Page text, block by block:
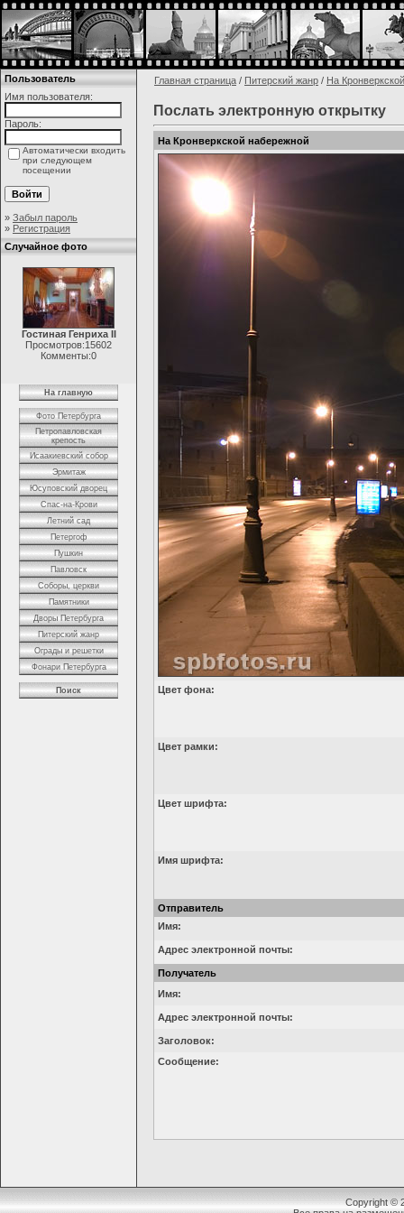
Пользователь
Имя пользователя:
Пароль:
Автоматически входить
при следующем
посещении
» Забыл пароль
» Регистрация
Случайное фото
Гостиная Генриха II
Просмотров:15602
Комменты:0
На главную
Фото Петербурга
Петропавловская
крепость
Исаакиевский собор
Эрмитаж
Юсуповский дворец
Спас-на-Крови
Летний сад
Петергоф
Пушкин
Павловск
Соборы, церкви
Памятники
Дворы Петербурга
Питерский жанр
Ограды и решетки
Фонари Петербурга
Поиск
Главная страница / Питерский жанр / На
Послать электронную открытку
На Кронверкской набережной
Цвет фона:
Цвет рамки:
Цвет шрифта:
Имя шрифта:
Отправитель
Имя:
Адрес электронной почты:
Получатель
Имя:
Адрес электронной почты:
Заголовок:
Сообщение:
Copyright ©